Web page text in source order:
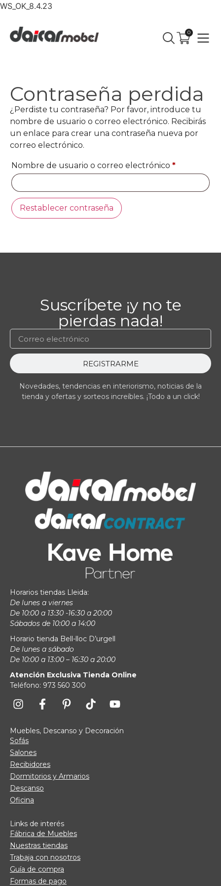
WS_OK_8.4.23
0
Contraseña perdida
¿Perdiste tu contraseña? Por favor, introduce tu
nombre de usuario o correo electrónico. Recibirás
un enlace para crear una contraseña nueva por
correo electrónico.
Nombre de usuario o correo electrónico *
Restablecer contraseña
Suscríbete ¡y no te
pierdas nada!
REGISTRARME
Novedades, tendencias en interiorismo, noticias de la
tienda y ofertas y sorteos increíbles. ¡Todo a un click!
Horarios tiendas Lleida:
De lunes a viernes
De 10:00 a 13:30 -16:30 a 20:00
Sábados de 10:00 a 14:00
Horario tienda Bell-lloc D’urgell
De lunes a sábado
De 10:00 a 13:00 – 16:30 a 20:00
Atención Exclusiva Tienda Online
Teléfono: 973 560 300
Muebles, Descanso y Decoración
Sofás
Salones
Recibidores
Dormitorios y Armarios
Descanso
Oficina
Links de interés
Fábrica de Muebles
Nuestras tiendas
Trabaja con nosotros
Guía de compra
Formas de pago